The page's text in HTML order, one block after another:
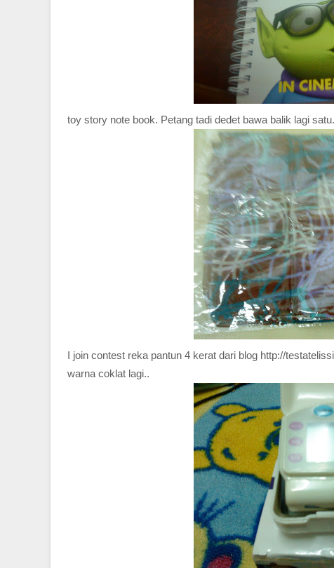
toy story note book. Petang tadi dedet bawa balik lagi
I join contest reka pantun 4 kerat dari blog http://
warna coklat lagi..